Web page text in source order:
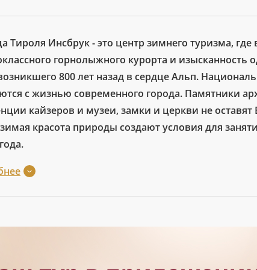
Тироля Инсбрук - это центр зимнего туризма,
горнолыжного курорта и изысканность
800 лет назад в сердце Альп.
с жизнью современного города. Памятники
кайзеров и музеи, замки и церкви не
красота природы создают условия для